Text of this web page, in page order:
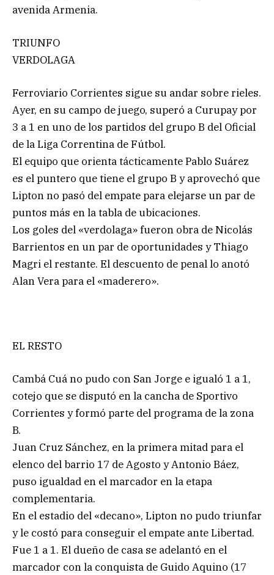
avenida Armenia.
TRIUNFO
VERDOLAGA
Ferroviario Corrientes sigue su andar sobre rieles.
Ayer, en su campo de juego, superó a Curupay por
3 a 1 en uno de los partidos del grupo B del Oficial
de la Liga Correntina de Fútbol.
El equipo que orienta tácticamente Pablo Suárez
es el puntero que tiene el grupo B y aprovechó que
Lipton no pasó del empate para elejarse un par de
puntos más en la tabla de ubicaciones.
Los goles del «verdolaga» fueron obra de Nicolás
Barrientos en un par de oportunidades y Thiago
Magri el restante. El descuento de penal lo anotó
Alan Vera para el «maderero».
EL RESTO
Cambá Cuá no pudo con San Jorge e igualó 1 a 1,
cotejo que se disputó en la cancha de Sportivo
Corrientes y formó parte del programa de la zona
B.
Juan Cruz Sánchez, en la primera mitad para el
elenco del barrio 17 de Agosto y Antonio Báez,
puso igualdad en el marcador en la etapa
complementaria.
En el estadio del «decano», Lipton no pudo triunfar
y le costó para conseguir el empate ante Libertad.
Fue 1 a 1. El dueño de casa se adelantó en el
marcador con la conquista de Guido Aquino (17